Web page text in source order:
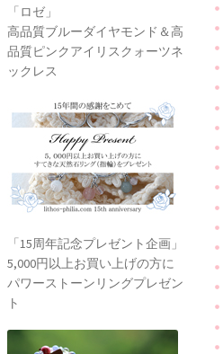
「ロゼ」
高品質ブルーダイヤモンド＆高
品質ピンクアイリスクォーツネ
ックレス
「15周年記念プレゼント企画」
5,000円以上お買い上げの方に
パワーストーンリングプレゼン
ト